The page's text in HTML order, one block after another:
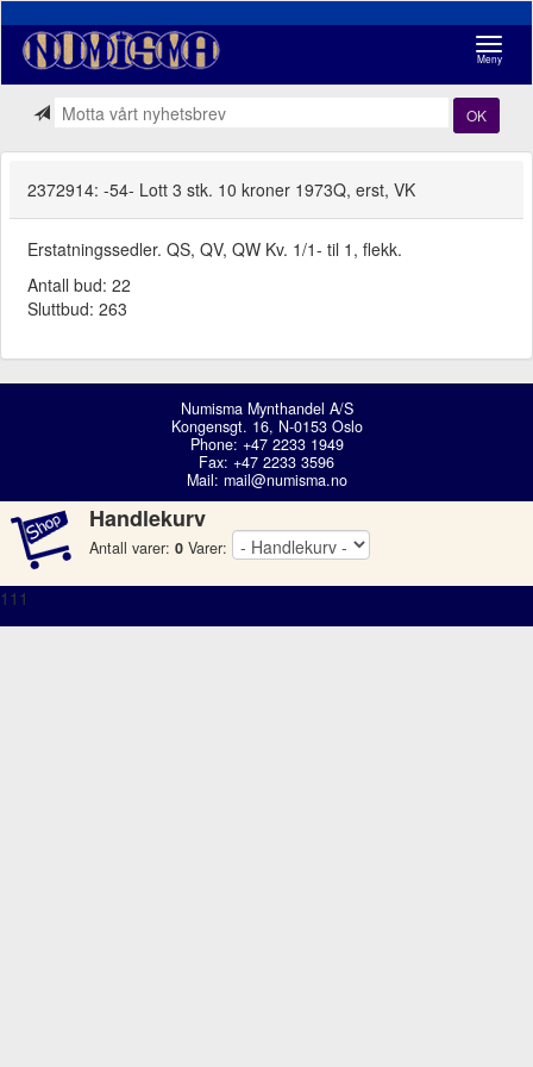
Meny
OK
2372914: -54- Lott 3 stk. 10 kroner 1973Q, erst, VK
Erstatningssedler. QS, QV, QW Kv. 1/1- til 1, flekk.
Antall bud: 22
Sluttbud: 263
Numisma Mynthandel A/S
Kongensgt. 16, N-0153 Oslo
Phone: +47 2233 1949
Fax: +47 2233 3596
Mail: mail@numisma.no
Handlekurv
Antall varer: 0 Varer:
111